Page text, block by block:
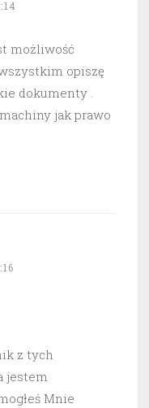
możliwość
opiszę
dokumenty .
jak prawo
z tych
jestem
Mnie